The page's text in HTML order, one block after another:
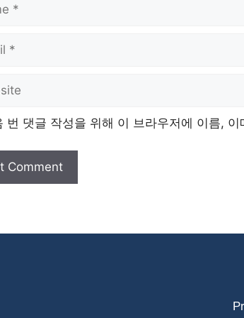
번 댓글 작성을 위해 이 브라우저에 이름,